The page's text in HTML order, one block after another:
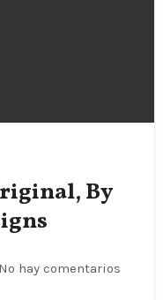
By
No hay comentarios